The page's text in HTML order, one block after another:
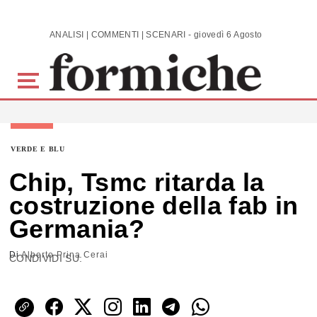
Skip to main content ANALISI | COMMENTI | SCENARI - giovedì 6 Agosto 2026
VERDE E BLU
Chip, Tsmc ritarda la
costruzione della fab in
Germania?
DiAlberto Prina Cerai
CONDIVIDI SU: